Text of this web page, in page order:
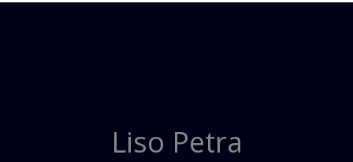
Liso Petra